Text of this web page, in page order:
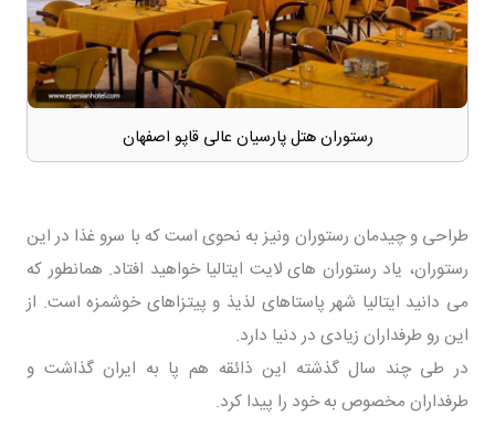
رستوران هتل پارسیان عالی قاپو اصفهان
طراحی و چیدمان رستوران ونیز به نحوی است که با سرو غذا در این
رستوران، یاد رستوران های لایت ایتالیا خواهید افتاد. همانطور که
می دانید ایتالیا شهر پاستاهای لذیذ و پیتزاهای خوشمزه است. از
این رو طرفداران زیادی در دنیا دارد.
در طی چند سال گذشته این ذائقه هم پا به ایران گذاشت و
طرفداران مخصوص به خود را پیدا کرد.